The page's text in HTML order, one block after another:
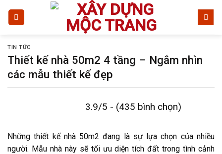
dungTIN TỨC
Thiết kế nhà 50m2 4 tầng – Ngắm nhìn
các mẫu thiết kế đẹp
3.9/5 - (435 bình chọn)
Những thiết kế nhà 50m2 đang là sự lựa chọn của nhiều
người. Mẫu nhà này sẽ tối ưu diện tích đất trong tình cảnh